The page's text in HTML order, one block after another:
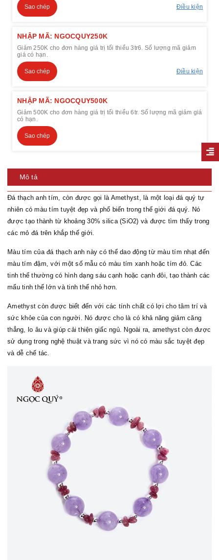
Sao chép Điều kiện
NHẬP MÃ: NGOCQUY250K
Giảm 250K cho đơn hàng giá trị tối thiểu 3tr6. Số lượng mã giảm
giá có hạn.
Sao chép Điều kiện
NHẬP MÃ: NGOCQUY500K
Giảm 500K cho đơn hàng giá trị tối thiểu 6tr. Số lượng mã giảm giá
có hạn.
Sao chép
Mô tả
Đá thạch anh tím, còn được gọi là Amethyst, là một loại đá quý tự
nhiên có màu tím tuyệt đẹp và phổ biến trong thế giới đá quý. Nó
được tạo thành từ khoảng 30% silica (SiO2) và được tìm thấy trong
các mỏ đá trên khắp thế giới.
Màu tím của đá thạch anh này có thể dao động từ màu tím nhạt đến
màu tím đậm, với một số mẫu có màu tím xanh hoặc tím đỏ. Các
tinh thể thường có hình dạng sáu cạnh hoặc cạnh đôi, tạo thành các
mẩu tinh thể lớn và tinh thể nhỏ hơn.
Amethyst còn được biết đến với các tính chất có lợi cho tâm trí và
sức khỏe của con người. Nó được cho là có khả năng giảm căng
thẳng, lo âu và giúp cải thiện giấc ngủ. Ngoài ra, amethyst còn được
sử dụng trong nghệ thuật và trang sức vì nó có màu sắc tuyệt đẹp
và dễ chế tác.